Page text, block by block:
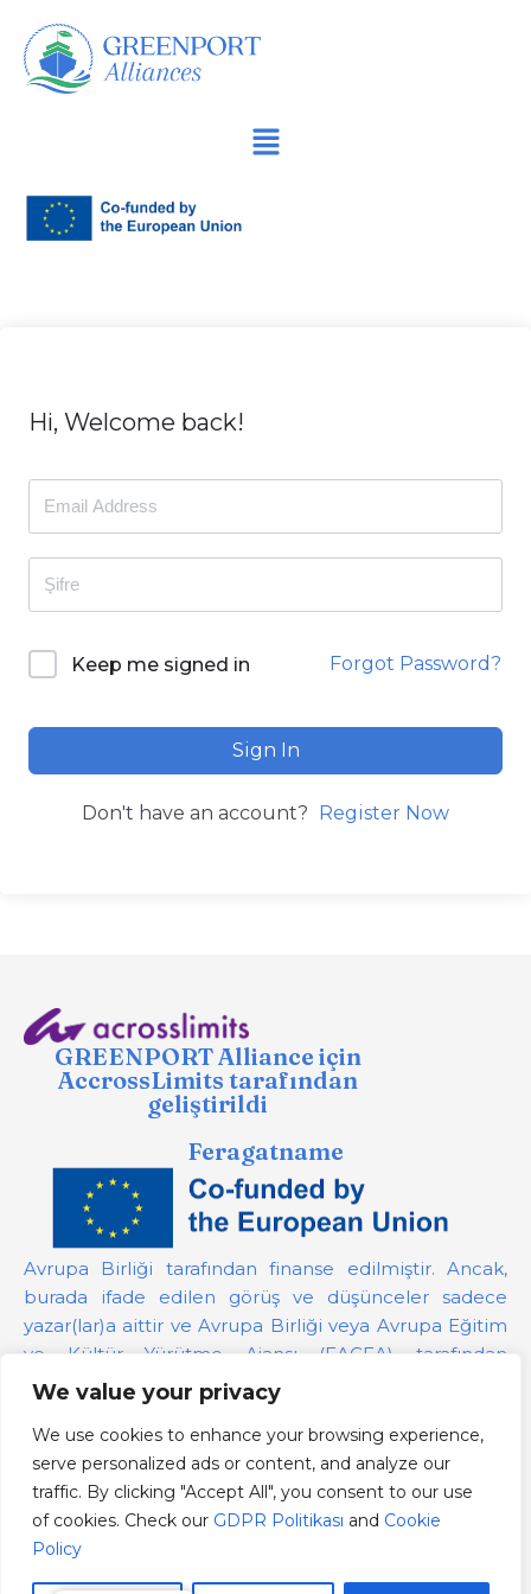
We value your privacy
We use cookies to enhance your browsing experience,
serve personalized ads or content, and analyze our
traffic. By clicking "Accept All", you consent to our use
of cookies. Check our GDPR Politikası and Cookie
Policy
İçeriğe
geç
Hi, Welcome back!
Keep me signed in Forgot Password?
Sign In
Don't have an account? Register Now
GREENPORT Alliance için
AccrossLimits tarafından
geliştirildi
Feragatname
Avrupa Birliği tarafından finanse edilmiştir. Ancak,
burada ifade edilen görüş ve düşünceler sadece
yazar(lar)a aittir ve Avrupa Birliği veya Avrupa Eğitim
ve Kültür Yürütme Ajansı (EACEA) tarafından
desteklenmeyebilir. Avrupa Birliği veya bağış
sağlayan yetkili bu görüşlerden sorumlu tutulamaz.
Proje Numarası: 101139879
GDPR Politikası
Cookie Policy